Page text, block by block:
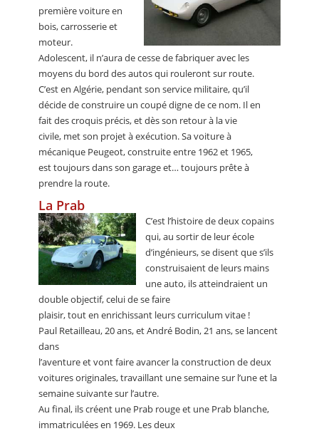
première voiture en
bois, carrosserie et
moteur.
Adolescent, il n’aura de cesse de fabriquer avec les
moyens du bord des autos qui rouleront sur route.
C’est en Algérie, pendant son service militaire, qu’il
décide de construire un coupé digne de ce nom. Il en
fait des croquis précis, et dès son retour à la vie
civile, met son projet à exécution. Sa voiture à
mécanique Peugeot, construite entre 1962 et 1965,
est toujours dans son garage et… toujours prête à
prendre la route.
La Prab
C’est l’histoire de deux copains
qui, au sortir de leur école
d’ingénieurs, se disent que s’ils
construisaient de leurs mains
une auto, ils atteindraient un
double objectif, celui de se faire
plaisir, tout en enrichissant leurs curriculum vitae !
Paul Retailleau, 20 ans, et André Bodin, 21 ans, se lancent
dans
l’aventure et vont faire avancer la construction de deux
voitures originales, travaillant une semaine sur l’une et la
semaine suivante sur l’autre.
Au final, ils créent une Prab rouge et une Prab blanche,
immatriculées en 1969. Les deux